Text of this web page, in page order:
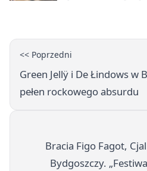
<< Poprzedni
Green Jellÿ i De Łindows w
pełen rockowego absurdu
Bracia Figo Fagot,
Bydgoszczy.